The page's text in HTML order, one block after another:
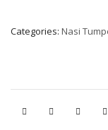
Categories: Nasi